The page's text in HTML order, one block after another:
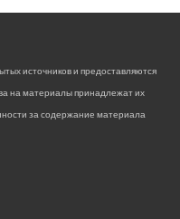
источников и предоставляются
на материалы принадлежат их
за содержание материала